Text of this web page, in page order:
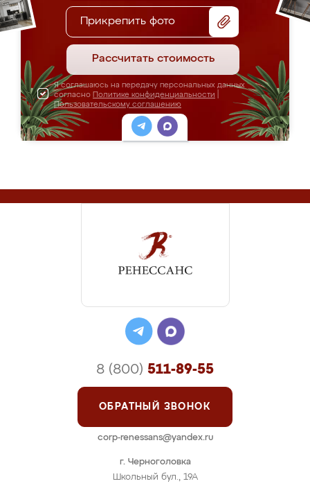
Прикрепить фото
Рассчитать стоимость
Я соглашаюсь на передачу персональных данных
согласно Политике конфиденциальности
Пользовательскому соглашению
г. Черноголовка
Школьный бул., 19А
8 (800) 511-89-55
ОБРАТНЫЙ ЗВОНОК
corp-renessans@yandex.ru